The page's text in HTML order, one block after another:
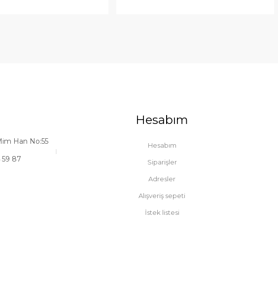
Han No:55
59 87
Hesabım
Hesabım
Siparişler
Adresler
Alışveriş sepeti
İstek listesi